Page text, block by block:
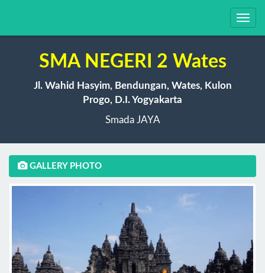
SMA NEGERI 2 Wates
Jl. Wahid Hasyim, Bendungan, Wates, Kulon
Progo, D.I. Yogyakarta
Smada JAYA
GALLERY PHOTO